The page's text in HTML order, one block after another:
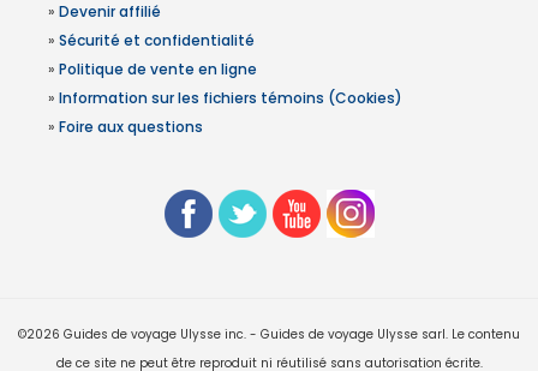
» Devenir affilié
» Sécurité et confidentialité
» Politique de vente en ligne
» Information sur les fichiers témoins (Cookies)
» Foire aux questions
©2026 Guides de voyage Ulysse inc. - Guides de voyage Ulysse sarl. Le contenu
de ce site ne peut être reproduit ni réutilisé sans autorisation écrite.